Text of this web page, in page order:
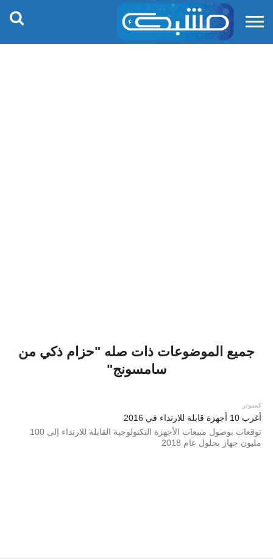
جميع الموضوعات ذات صله "حزام ذكي من
سامسونج"
كمبيوتر
أغرب 10 أجهزة قابلة للارتداء في 2016
توقعات بوصول مبيعات الأجهزة التكنولوجية القابلة للارتداء إلى 100
مليون جهاز بحلول عام 2018